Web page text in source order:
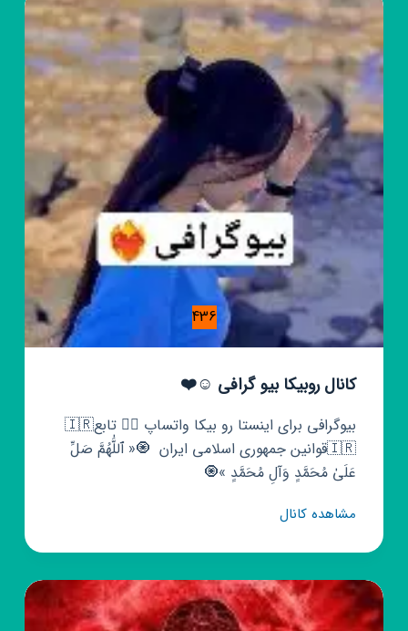
436
کانال روبیکا بیو گرافی ☺️❤️
بیوگرافی برای اینستا رو بیکا واتساپ ❤️‍🔥 ⁦⁦🇮🇷⁩تابع
قوانین جمهوری اسلامی ایران🇮🇷⁩ ‌ 🧿« ٱللَّٰهُمَّ صَلِّ
عَلَىٰ مُحَمَّدٍ وَآلِ مُحَمَّدٍ »🧿
مشاهده کانالکانال
بیو
گرافی
☺️
❤️